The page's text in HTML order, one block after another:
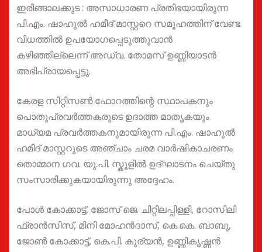
ഇരിങ്ങാലക്കുട : അസാധാരണ പ്രതിഭയായിരുന്ന
പി.എം. ഷാഹുൽ ഹമീദ് മാസ്റ്ററെ സമൂഹത്തിന് വേണ്ട
വിധത്തിൽ ഉപയോഗപ്പെടുത്തുവാൻ
കഴിഞ്ഞില്ലെന്ന് അഡ്വ. തോമസ് ഉണ്ണിയാടൻ
അഭിപ്രായപ്പെട്ടു.
കേരള സിറ്റിസൺ ഫോറത്തിന്റെ സ്ഥാപകനും
പൊതുപ്രവർത്തകരുടെ ഉദാത്ത മാതൃകയും
മാധ്യമ പ്രവർത്തകനുമായിരുന്ന പി.എം. ഷാഹുൽ
ഹമീദ് മാസ്റ്ററുടെ അഞ്ചാം ചരമ വാർഷികാചരണം
തൊമ്മാന ഗവ. യു.പി. സ്കൂളിൽ ഉദ്ഘാടനം ചെയ്തു
സംസാരിക്കുകയായിരുന്നു അദ്ദേഹം.
പോൾ കോക്കാട്ട്, ജോസ് ജെ. ചിറ്റിലപ്പിള്ളി, റോസിലി
ഫ്രാൻസിസ്, മിനി മോഹൻദാസ്, കെ.കെ. ബാബു,
ജോൺ കോക്കാട്ട്, കെ.പി. കുര്യൻ, ഉണ്ണികൃഷ്ണൻ